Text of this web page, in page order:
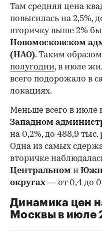
Там средняя цена
повысилась на 2,5%,
вторичку выше 2%
Новомосковском
(НАО). Таким
полугодии, в июле
всего подорожало в
локациях.
Меньше всего в июле
Западном
на 0,2%, до 488,9
Одна из самых
вторичке
Центральном и
округах — от 0,4 до
Динамика цен
Москвы в июле